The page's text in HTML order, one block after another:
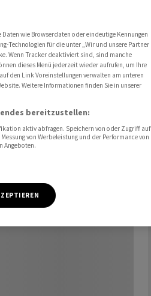
wie Browserdaten oder eindeutige Kennungen
Technologien für die unter „Wir und unsere Partner
Wenn Tracker deaktiviert sind, sind manche
dieses Menü jederzeit wieder aufrufen, um Ihre
den Link Voreinstellungen verwalten am unteren
Weitere Informationen finden Sie in unserer
bereitzustellen:
aktiv abfragen. Speichern von oder Zugriff auf
von Werbeleistung und der Performance von
Angeboten.